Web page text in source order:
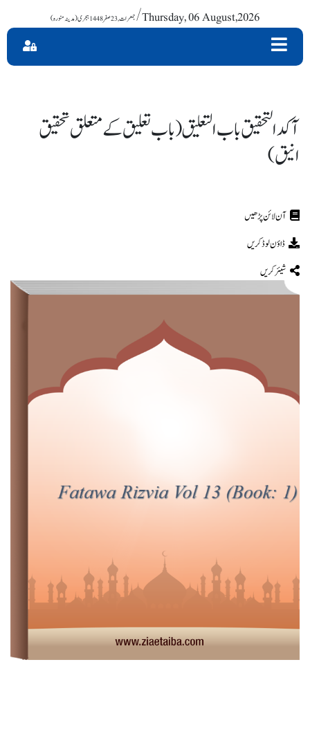
/ Thursday, 06 August,2026
آکدالتحقیق باب التعلیق (باب تعلیق کے متعلق تحقیق
انیق)
ڈاؤن لوڈ کریں
شیئر کریں